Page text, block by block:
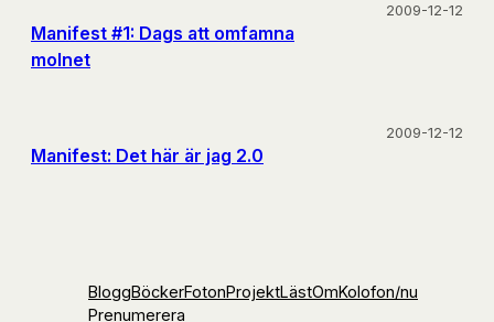
Manifest #1: Dags att omfamna
molnet
2009-12-12
Manifest: Det här är jag 2.0
2009-12-12
BloggBöckerFotonProjektLästOmKolofon/nu
Prenumerera